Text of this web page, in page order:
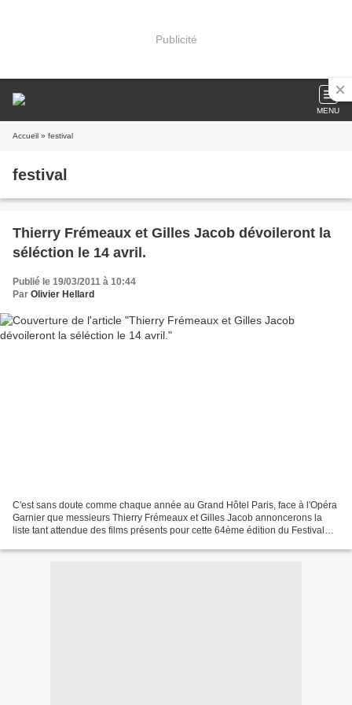
Publicité
MENU
Accueil » festival
festival
Thierry Frémeaux et Gilles Jacob dévoileront la
séléction le 14 avril.
Publié le 19/03/2011 à 10:44
Par Olivier Hellard
C'est sans doute comme chaque année au Grand Hôtel Paris, face à l'Opéra
Garnier que messieurs Thierry Frémeaux et Gilles Jacob annoncerons la
liste tant attendue des films présents pour cette 64ème édition du Festival